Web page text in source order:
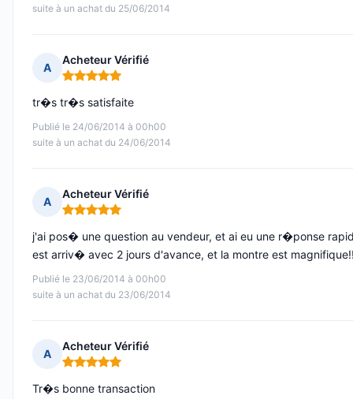
suite à un achat du 25/06/2014
A
Acheteur Vérifié
Note : 5 sur 5
Publié le 24/06/2014 à 00h00
suite à un achat du 24/06/2014
tr�s tr�s satisfaite
A
Acheteur Vérifié
Note : 5 sur 5
Publié le 23/06/2014 à 00h00
suite à un achat du 23/06/2014
j'ai pos� une question au vendeur, et ai eu une r�ponse
est arriv� avec 2 jours d'avance, et la montre est
A
Acheteur Vérifié
Note : 5 sur 5
Tr�s bonne transaction